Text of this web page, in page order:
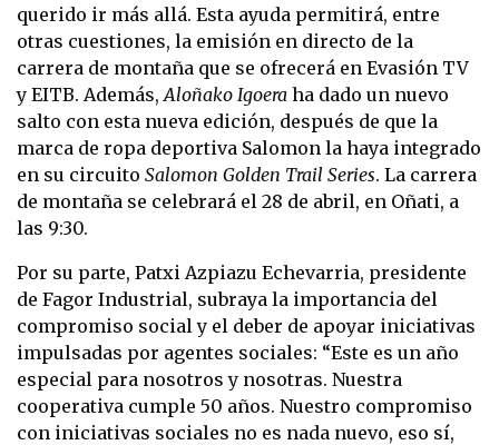
querido ir más allá. Esta ayuda permitirá, entre
otras cuestiones, la emisión en directo de la
carrera de montaña que se ofrecerá en Evasión TV
y EITB. Además, Aloñako Igoera ha dado un nuevo
salto con esta nueva edición, después de que la
marca de ropa deportiva Salomon la haya integrado
en su circuito Salomon Golden Trail Series. La carrera
de montaña se celebrará el 28 de abril, en Oñati, a
las 9:30.
Por su parte, Patxi Azpiazu Echevarria, presidente
de Fagor Industrial, subraya la importancia del
compromiso social y el deber de apoyar iniciativas
impulsadas por agentes sociales: “Este es un año
especial para nosotros y nosotras. Nuestra
cooperativa cumple 50 años. Nuestro compromiso
con iniciativas sociales no es nada nuevo, eso sí,